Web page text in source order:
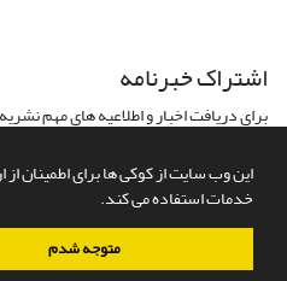
این وب سایت از کوکی ها برای اطمینان از
خدمات استفاده می کند.
متوجه شدم
اشتراک خبرنامه
برای دریافت اخبار و اطلاعیه های مهم
سامانه مدیریت نشریات علمی.طراحی و